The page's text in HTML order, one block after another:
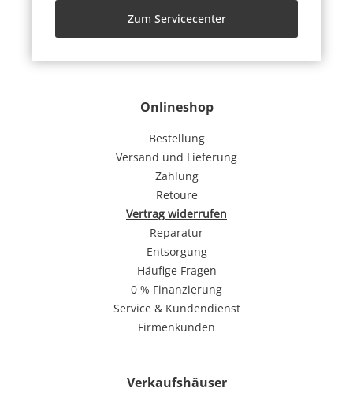
Onlineshop
Bestellung
Versand und Lieferung
Zahlung
Retoure
Vertrag widerrufen
Reparatur
Entsorgung
Häufige Fragen
0 % Finanzierung
Service & Kundendienst
Firmenkunden
Verkaufshäuser
Zum Servicecenter